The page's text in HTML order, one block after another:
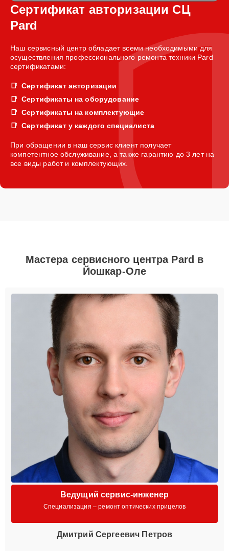
Сертификат авторизации СЦ
Pard
Наш сервисный центр обладает всеми необходимыми для
осуществления профессионального ремонта техники Pard
сертификатами:
Сертификат авторизации
Сертификаты на оборудование
Сертификаты на комплектующие
Сертификат у каждого специалиста
При обращении в наш сервис клиент получает
компетентное обслуживание, а также гарантию до 3 лет на
все виды работ и комплектующих.
Мастера сервисного центра Pard в
Йошкар-Оле
Ведущий сервис-инженер
Специализация – ремонт оптических прицелов
Дмитрий Сергеевич Петров